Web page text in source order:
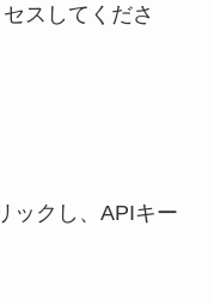
スしてくださ
ックし、APIキー